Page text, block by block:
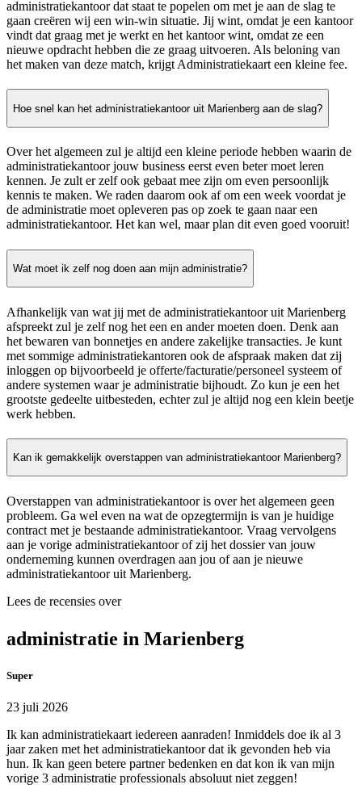
administratiekantoor dat staat te popelen om met je aan de slag te
gaan creëren wij een win-win situatie. Jij wint, omdat je een kantoor
vindt dat graag met je werkt en het kantoor wint, omdat ze een
nieuwe opdracht hebben die ze graag uitvoeren. Als beloning van
het maken van deze match, krijgt Administratiekaart een kleine fee.
Hoe snel kan het administratiekantoor uit Marienberg aan de slag?
Over het algemeen zul je altijd een kleine periode hebben waarin de
administratiekantoor jouw business eerst even beter moet leren
kennen. Je zult er zelf ook gebaat mee zijn om even persoonlijk
kennis te maken. We raden daarom ook af om een week voordat je
de administratie moet opleveren pas op zoek te gaan naar een
administratiekantoor. Het kan wel, maar plan dit even goed vooruit!
Wat moet ik zelf nog doen aan mijn administratie?
Afhankelijk van wat jij met de administratiekantoor uit Marienberg
afspreekt zul je zelf nog het een en ander moeten doen. Denk aan
het bewaren van bonnetjes en andere zakelijke transacties. Je kunt
met sommige administratiekantoren ook de afspraak maken dat zij
inloggen op bijvoorbeeld je offerte/facturatie/personeel systeem of
andere systemen waar je administratie bijhoudt. Zo kun je een het
grootste gedeelte uitbesteden, echter zul je altijd nog een klein beetje
werk hebben.
Kan ik gemakkelijk overstappen van administratiekantoor Marienberg?
Overstappen van administratiekantoor is over het algemeen geen
probleem. Ga wel even na wat de opzegtermijn is van je huidige
contract met je bestaande administratiekantoor. Vraag vervolgens
aan je vorige administratiekantoor of zij het dossier van jouw
onderneming kunnen overdragen aan jou of aan je nieuwe
administratiekantoor uit Marienberg.
Lees de recensies over
administratie in Marienberg
Super
23 juli 2026
Ik kan administratiekaart iedereen aanraden! Inmiddels doe ik al 3
jaar zaken met het administratiekantoor dat ik gevonden heb via
hun. Ik kan geen betere partner bedenken en dat kon ik van mijn
vorige 3 administratie professionals absoluut niet zeggen!